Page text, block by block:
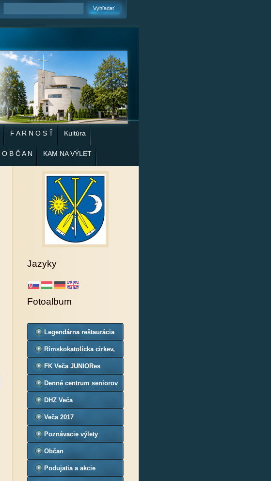
F A R N O S Ť Kultúra
O B Č A N KAM NA VÝLET
Jazyky
Fotoalbum
Legendárna reštaurácia
Corgoň
Rímskokatolícka cirkev,
farnosť Veča
FK Veča JUNIORes
Denné centrum seniorov
č.3
DHZ Veča
Veča 2017
Poznávacie výlety
Občan
Podujatia a akcie